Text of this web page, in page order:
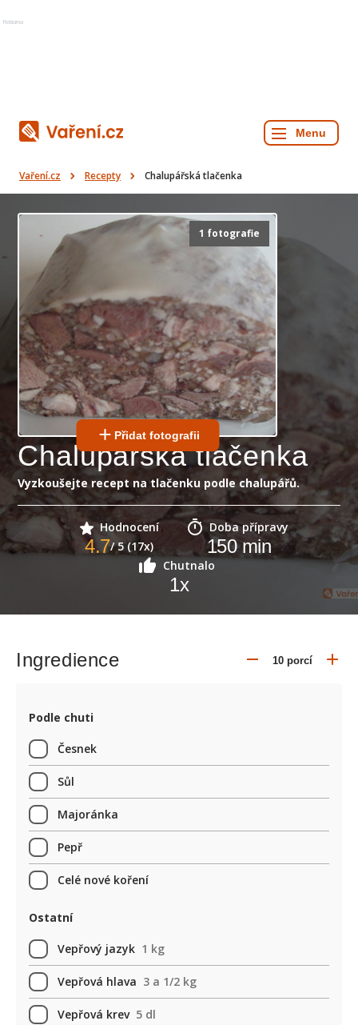
Reklama
Vaření.cz Recepty Chalupářská tlačenka
1 fotografie
Přidat fotografii
Chalupářská tlačenka
Vyzkoušejte recept na tlačenku podle chalupářů.
Hodnocení
4.7/ 5 (17x)
Doba přípravy
150min
Chutnalo
1x
Ingredience
Podle chuti
Česnek
Sůl
Majoránka
Pepř
Celé nové koření
Ostatní
Vepřový jazyk 1 kg
Vepřová hlava 3 a 1/2 kg
Vepřová krev 5 dl